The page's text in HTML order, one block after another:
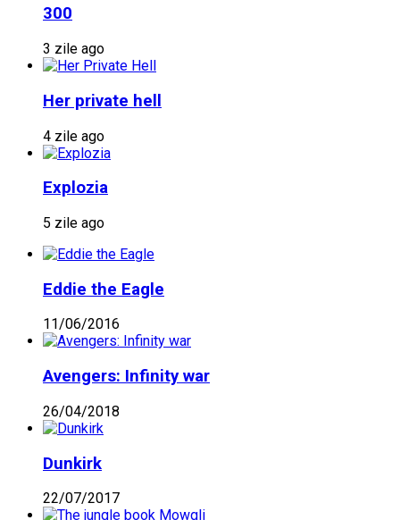
300
3 zile ago
Her private hell
4 zile ago
Explozia
5 zile ago
Eddie the Eagle
11/06/2016
Avengers: Infinity war
26/04/2018
Dunkirk
22/07/2017